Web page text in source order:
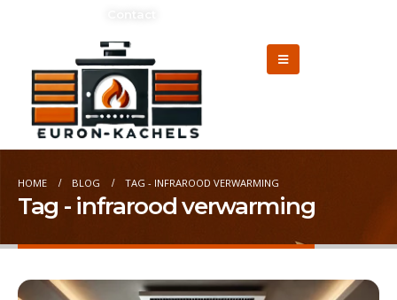
HOME BLOG TAG - INFRAROOD VERWARMING
Tag - infrarood verwarming